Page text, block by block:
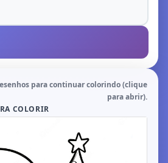
para continuar colorindo (clique
para abrir).
COLORIR